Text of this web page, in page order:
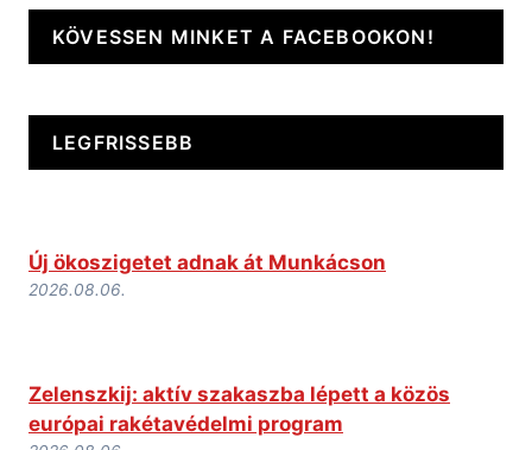
KÖVESSEN MINKET A FACEBOOKON!
LEGFRISSEBB
Új ökoszigetet adnak át Munkácson
2026.08.06.
Zelenszkij: aktív szakaszba lépett a közös
európai rakétavédelmi program